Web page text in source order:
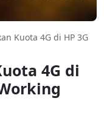
Kuota 4G di HP 3G
4G di